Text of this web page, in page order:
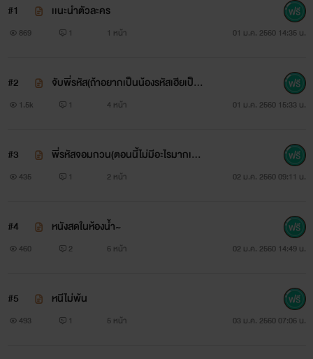
#1 เเนะนำตัวละคร
869 1 1 หน้า 01 ม.ค. 2560 14:35 น.
#2
จับพี่รหัส(ถ้าอยากเป็นน้องรหัสเฮียเป็นเ
มียเฮียก่อนสิ)><
1.5k 1 4 หน้า 01 ม.ค. 2560 15:33 น.
#3
พี่รหัสจอมกวน(ตอนนี้ไม่มีอะไรมากเนอะ
ใกล้จะเจอพระเอกของเราเเล้วว)
435 1 2 หน้า 02 ม.ค. 2560 09:11 น.
#4 หนังสดในห้องน้ำ~
460 2 6 หน้า 02 ม.ค. 2560 14:49 น.
#5 หนีไม่พ้น
493 1 5 หน้า 03 ม.ค. 2560 07:06 น.